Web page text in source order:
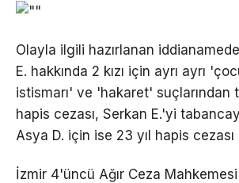
Olayla ilgili hazırlanan
E. hakkında 2 kızı için ayrı ayrı
istismarı' ve 'hakaret' suçlarından
hapis cezası, Serkan E.'yi
Asya D. için ise 23 yıl hapis cezası
İzmir 4'üncü Ağır Ceza